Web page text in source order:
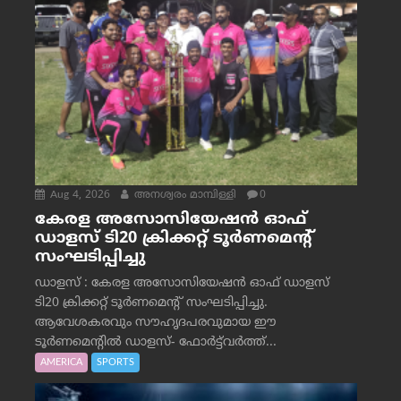
Aug 4, 2026 അനശ്വരം മാമ്പിള്ളി 0
കേരള അസോസിയേഷൻ ഓഫ്
ഡാളസ് ടി20 ക്രിക്കറ്റ് ടൂർണമെന്റ്
സംഘടിപ്പിച്ചു
ഡാളസ് : കേരള അസോസിയേഷൻ ഓഫ് ഡാളസ്
ടി20 ക്രിക്കറ്റ് ടൂർണമെന്റ് സംഘടിപ്പിച്ചു.
ആവേശകരവും സൗഹൃദപരവുമായ ഈ
ടൂർണമെന്റിൽ ഡാളസ്- ഫോർട്ട്‌വര്‍ത്ത്...
AMERICA SPORTS